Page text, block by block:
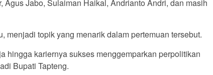
Agus Jabo, Sulaiman Haikal, Andrianto Andri, dan masih
menjadi topik yang menarik dalam pertemuan tersebut.
hingga kariernya sukses menggemparkan perpolitikan
Bupati Tapteng.